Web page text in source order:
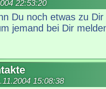
22:53:20
Du noch etwas zu
jemand bei Dir
15:08:38